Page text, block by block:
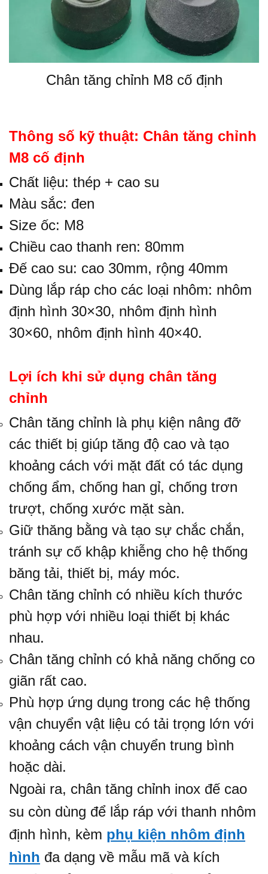
Chân tăng chỉnh M8 cố định
Thông số kỹ thuật: Chân tăng chỉnh
M8 cố định
Chất liệu: thép + cao su
Màu sắc: đen
Size ốc: M8
Chiều cao thanh ren: 80mm
Đế cao su: cao 30mm, rộng 40mm
Dùng lắp ráp cho các loại nhôm: nhôm
định hình 30×30, nhôm định hình
30×60, nhôm định hình 40×40.
Lợi ích khi sử dụng chân tăng
chỉnh
Chân tăng chỉnh là phụ kiện nâng đỡ
các thiết bị giúp tăng độ cao và tạo
khoảng cách với mặt đất có tác dụng
chống ẩm, chống han gỉ, chống trơn
trượt, chống xước mặt sàn.
Giữ thăng bằng và tạo sự chắc chắn,
tránh sự cố khập khiễng cho hệ thống
băng tải, thiết bị, máy móc.
Chân tăng chỉnh có nhiều kích thước
phù hợp với nhiều loại thiết bị khác
nhau.
Chân tăng chỉnh có khả năng chống co
giãn rất cao.
Phù hợp ứng dụng trong các hệ thống
vận chuyển vật liệu có tải trọng lớn với
khoảng cách vận chuyển trung bình
hoặc dài.
Ngoài ra, chân tăng chỉnh inox đế cao
su còn dùng để lắp ráp với thanh nhôm
định hình, kèm phụ kiện nhôm định
hình đa dạng về mẫu mã và kích